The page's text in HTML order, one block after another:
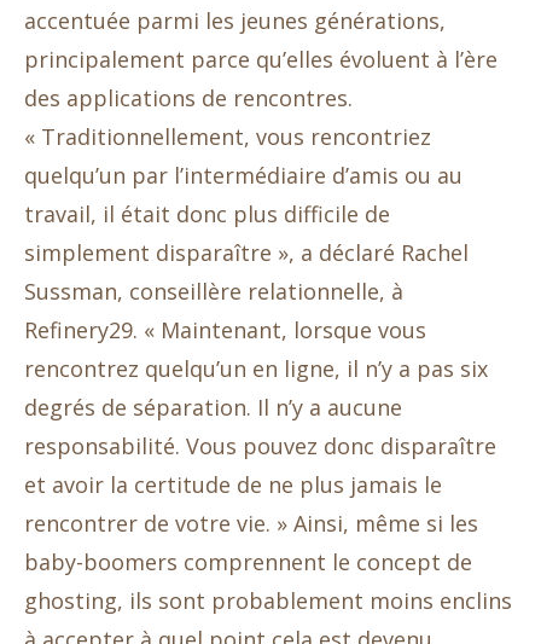
accentuée parmi les jeunes générations,
principalement parce qu’elles évoluent à l’ère
des applications de rencontres.
« Traditionnellement, vous rencontriez
quelqu’un par l’intermédiaire d’amis ou au
travail, il était donc plus difficile de
simplement disparaître », a déclaré Rachel
Sussman, conseillère relationnelle, à
Refinery29. « Maintenant, lorsque vous
rencontrez quelqu’un en ligne, il n’y a pas six
degrés de séparation. Il n’y a aucune
responsabilité. Vous pouvez donc disparaître
et avoir la certitude de ne plus jamais le
rencontrer de votre vie. » Ainsi, même si les
baby-boomers comprennent le concept de
ghosting, ils sont probablement moins enclins